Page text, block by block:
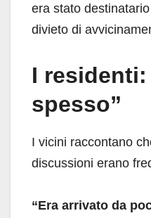
era stato
divieto di
I
spesso”
I vicini raccontano
discussioni erano
“Era arrivato da